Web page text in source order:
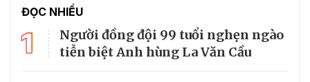
ĐỌC NHIỀU
1
Người đồng đội 99 tuổi nghẹn ngào
tiễn biệt Anh hùng La Văn Cầu